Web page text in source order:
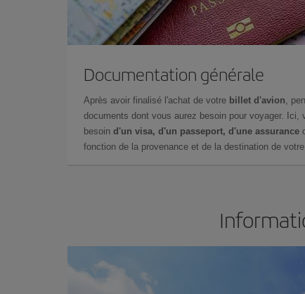
Documentation générale
Après avoir finalisé l'achat de votre billet d'avion,
documents dont vous aurez besoin pour voyager.
besoin d'un visa, d'un passeport, d'une assurance
fonction de la provenance et de la destination de